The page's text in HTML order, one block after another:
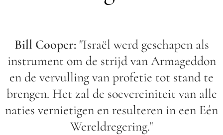
Bill Cooper: "Israël werd geschapen als
instrument om de strijd van Armageddon
en de vervulling van profetie tot stand te
brengen. Het zal de soevereiniteit van alle
naties vernietigen en resulteren in een Eén
Wereldregering."